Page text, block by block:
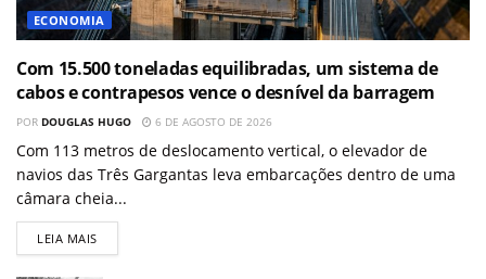
ECONOMIA
Com 15.500 toneladas equilibradas, um sistema de
cabos e contrapesos vence o desnível da barragem
POR DOUGLAS HUGO 6 DE AGOSTO DE 2026
Com 113 metros de deslocamento vertical, o elevador de
navios das Três Gargantas leva embarcações dentro de uma
câmara cheia...
LEIA MAIS